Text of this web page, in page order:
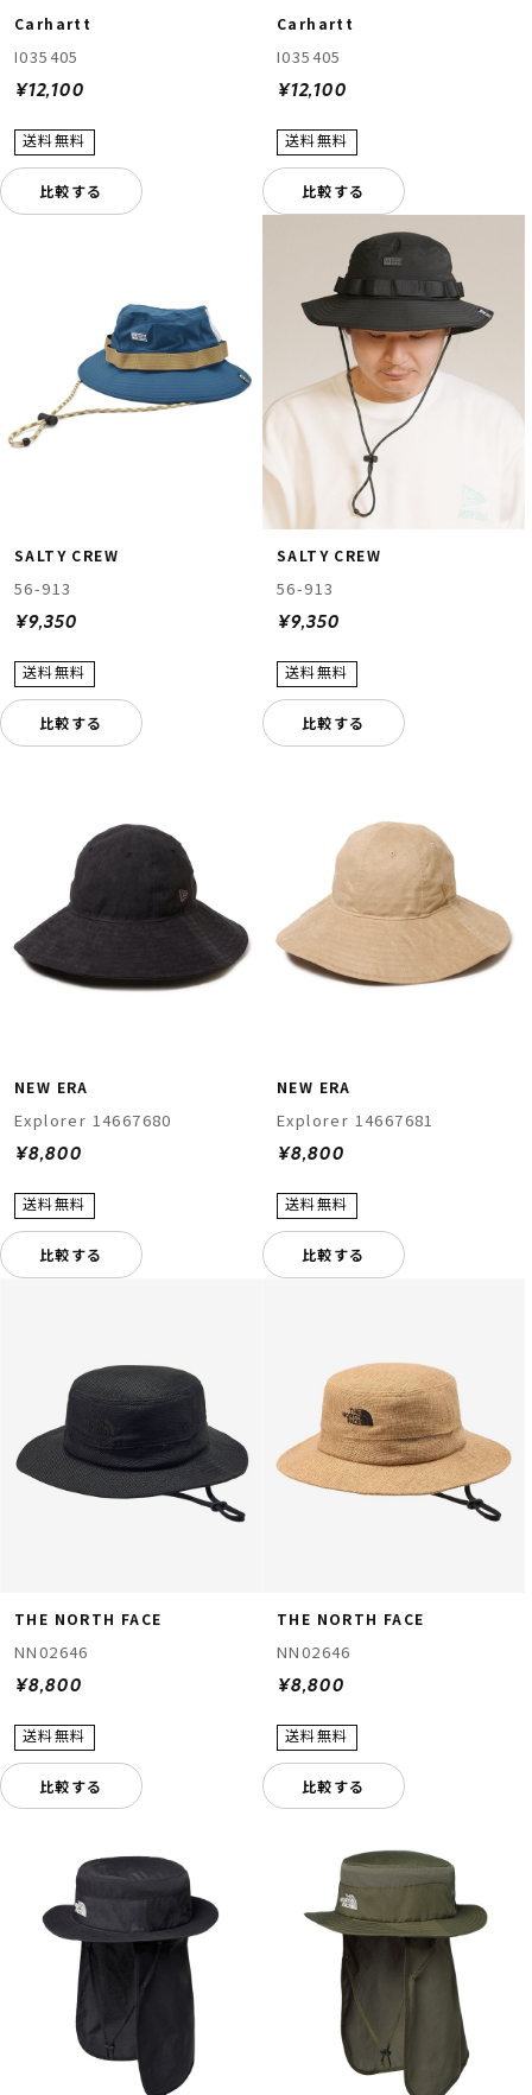
ムラサキスポーツ 公式アプリ
ポイント・クーポンもこのアプリで！
Carhartt
I035405
¥12,100
比較する
Carhartt
I035405
¥12,100
比較する
SALTY CREW
56-913
¥9,350
比較する
SALTY CREW
56-913
¥9,350
比較する
NEW ERA
Explorer 14667680
¥8,800
比較する
NEW ERA
Explorer 14667681
¥8,800
比較する
THE NORTH FACE
NN02646
¥8,800
比較する
THE NORTH FACE
NN02646
¥8,800
比較する